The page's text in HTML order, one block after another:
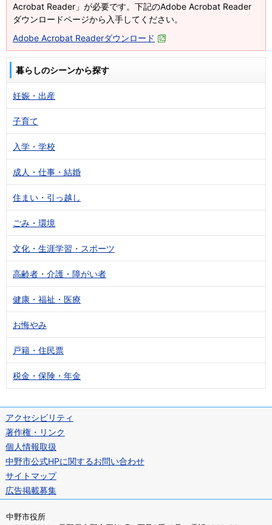
Acrobat Reader」が必要です。下記のAdobe Acrobat Reader
ダウンロードページから入手してください。
Adobe Acrobat Readerダウンロード
暮らしのシーンから探す
妊娠・出産
子育て
入学・学校
成人・仕事・結婚
住まい・引っ越し
ごみ・環境
文化・生涯学習・スポーツ
高齢者・介護・障がい者
健康・福祉・医療
お悔やみ
戸籍・住民票
税金・保険・年金
アクセシビリティ
著作権・リンク
個人情報取扱
中野市公式HPに関するお問い合わせ
サイトマップ
広告掲載募集
中野市役所